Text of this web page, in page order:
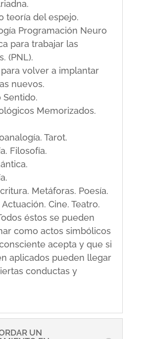
teoría del espejo.
Programación Neuro
para trabajar las
(PNL).
volver a implantar
nuevos.
Sentido.
Memorizados.
Tarot.
Filosofía.
Metáforas. Poesía.
Cine. Teatro.
éstos se pueden
como actos simbólicos
acepta y que si
aplicados pueden llegar
conductas y
UN